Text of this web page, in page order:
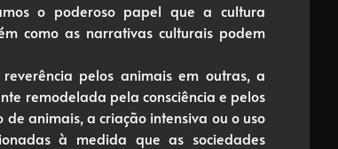
o poderoso papel que a cultura
como as narrativas culturais podem
pelos animais em outras, a
remodelada pela consciência e pelos
animais, a criação intensiva ou o uso
à medida que as sociedades